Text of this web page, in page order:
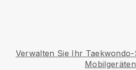
Verwalten Sie Ihr
Mobilgeräten